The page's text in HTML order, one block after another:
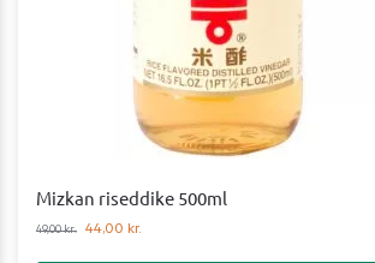
Mizkan riseddike 500ml
49,00kr. 44,00 kr.